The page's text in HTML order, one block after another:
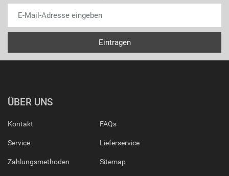
ÜBER UNS
Kontakt
Service
Zahlungsmethoden
FAQs
Lieferservice
Sitemap